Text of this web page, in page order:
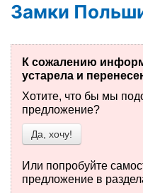
Полная версия
Главная
Спецпредложения
Праздничные туры
Страны и
Замки
К сожалению
устарела и
Хотите, что бы мы
предложение?
Да, хочу!
Или попробуйте
предложение в